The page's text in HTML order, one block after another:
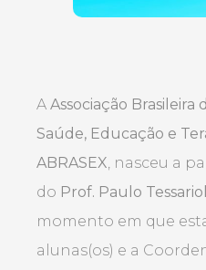
A Associação Brasileira
Saúde, Educação e
ABRASEX, nasceu a
do Prof. Paulo
momento em que
alunas(os) e a